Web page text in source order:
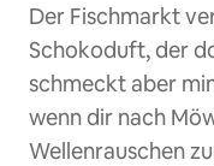
Der Fischmarkt
Schokoduft, der
schmeckt aber
wenn dir nach
Wellenrauschen